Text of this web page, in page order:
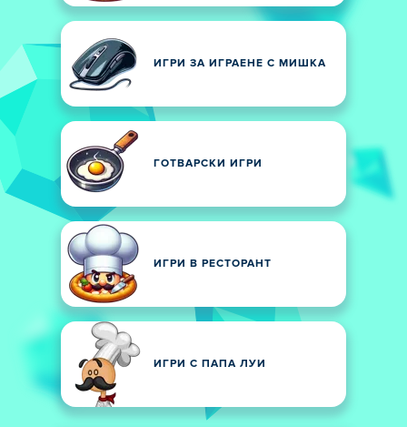
ИГРИ ЗА ИГРАЕНЕ С МИШКА
ГОТВАРСКИ ИГРИ
ИГРИ В РЕСТОРАНТ
ИГРИ С ПАПА ЛУИ